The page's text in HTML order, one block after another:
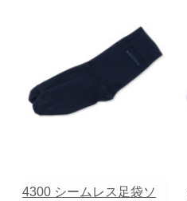
4300 シームレス足袋ソ